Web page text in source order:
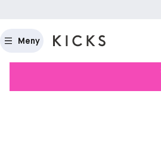
Meny